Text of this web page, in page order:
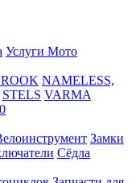
Услуги Мото
NAMELESS,
STELS VARMA
Замки
Сёдла